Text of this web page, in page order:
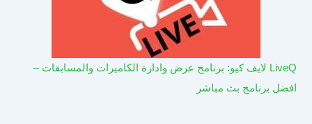
LiveQ لايف كيو: برنامج عرض وادارة الكاميرات والمسابقات –
افضل برنامج بث مباشر